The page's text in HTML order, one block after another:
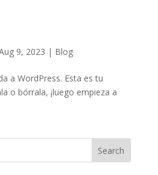
9, 2023 | Blog
a WordPress. Esta es tu
o bórrala, ¡luego empieza a
Search